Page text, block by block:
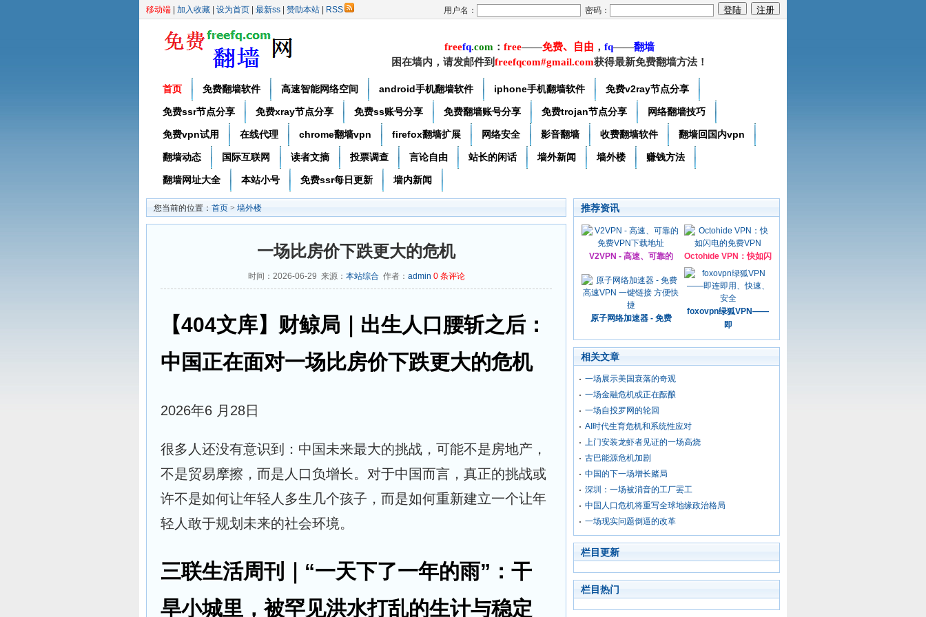
移动端 加入收藏 设为首页 最新ss 赞助本站 RSS 用户名： 密码：
freefq.com ： free——免费、自由 ， fq——翻墙
困在墙内，请发邮件到freefqcom#gmail.com获得最新免费翻墙方法！
首页 免费翻墙软件 高速智能网络空间 android手机翻墙软件 iphone手机翻墙软件 免费v2ray节点分享
免费ssr节点分享 免费xray节点分享 免费ss账号分享 免费翻墙账号分享 免费trojan节点分享 网络翻墙技巧
免费vpn试用 在线代理 chrome翻墙vpn firefox翻墙扩展 网络安全 影音翻墙 收费翻墙软件 翻墙回国内vpn
翻墙动态 国际互联网 读者文摘 投票调查 言论自由 站长的闲话 墙外新闻 墙外楼 赚钱方法
翻墙网址大全 本站小号 免费ssr每日更新 墙内新闻
您当前的位置： 首页 > 墙外楼
一场比房价下跌更大的危机
时间：2026-06-29 来源： 本站综合作者： admin 0 条评论
【404文库】财鲸局｜出生人口腰斩之后：
中国正在面对一场比房价下跌更大的危机
2026年6 月28日
很多人还没有意识到：中国未来最大的挑战，可能不是房地产，
不是贸易摩擦，而是人口负增长。对于中国而言，真正的挑战或
许不是如何让年轻人多生几个孩子，而是如何重新建立一个让年
轻人敢于规划未来的社会环境。
三联生活周刊｜“一天下了一年的雨”：干
旱小城里，被罕见洪水打乱的生计与稳定
推荐资讯
V2VPN - 高速、可靠的 Octohide VPN：快如闪
原子网络加速器 - 免费
foxovpn绿狐VPN——
即
相关文章
一场展示美国衰落的奇观
一场金融危机或正在酝酿
一场自投罗网的轮回
AI时代生育危机和系统性应对
上门安装龙虾者见证的一场高烧
古巴能源危机加剧
中国的下一场增长赌局
深圳：一场被消音的工厂罢工
中国人口危机将重写全球地缘政治格局
一场现实问题倒逼的改革
栏目更新
栏目热门